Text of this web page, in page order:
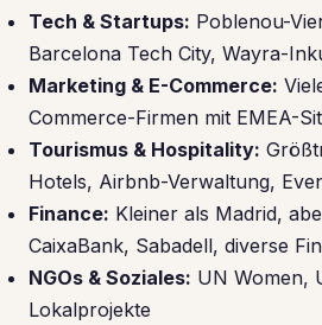
Tech & Startups: Poblenou-
Barcelona Tech City, Wayra-
Marketing & E-Commerce:
Commerce-Firmen mit EMEA-
Tourismus & Hospitality:
Hotels, Airbnb-Verwaltung,
Finance: Kleiner als Madrid,
CaixaBank, Sabadell, diverse
NGOs & Soziales: UN Women,
Lokalprojekte